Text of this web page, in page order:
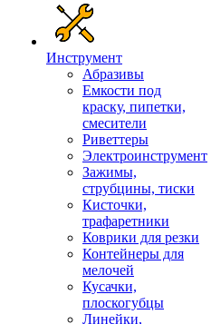
Инструмент
Абразивы
Емкости под
краску, пипетки,
смесители
Риветтеры
Электроинструмент
Зажимы,
струбцины, тиски
Кисточки,
трафаретники
Коврики для резки
Контейнеры для
мелочей
Кусачки,
плоскогубцы
Линейки,